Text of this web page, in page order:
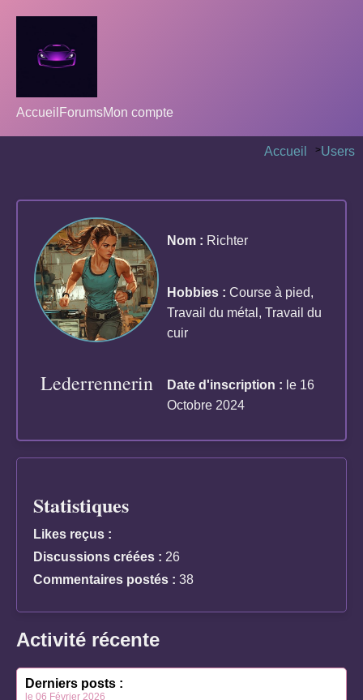
Accueil ForumsMon compte
Accueil >Users
Lederrennerin
Nom : Richter
Hobbies : Course à pied,
Travail du métal, Travail du
cuir
Date d'inscription : le 16
Octobre 2024
Statistiques
Likes reçus :
Discussions créées : 26
Commentaires postés : 38
Activité récente
Derniers posts :
le 06 Février 2026